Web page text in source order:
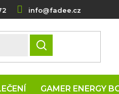
info@fadee.cz
HLEDAT
GAMER ENERGY